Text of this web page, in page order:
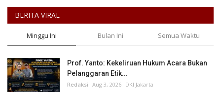
BERITA VIRAL
Minggu Ini Bulan Ini Semua Waktu
Prof. Yanto: Kekeliruan Hukum Acara Bukan
Pelanggaran Etik...
Redaksi Aug 3, 2026 DKI Jakarta